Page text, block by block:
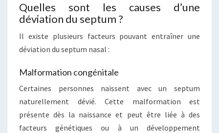
Quelles sont les causes d’une
déviation du septum ?
Il existe plusieurs facteurs pouvant entraîner une
déviation du septum nasal :
Malformation congénitale
Certaines personnes naissent avec un septum
naturellement dévié. Cette malformation est
présente dès la naissance et peut être liée à des
facteurs génétiques ou à un développement